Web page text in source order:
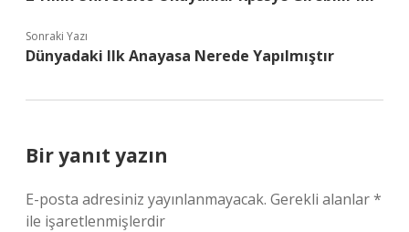
Sonraki Yazı
Dünyadaki Ilk Anayasa Nerede Yapılmıştır
Bir yanıt yazın
E-posta adresiniz yayınlanmayacak. Gerekli alanlar*
ile işaretlenmişlerdir